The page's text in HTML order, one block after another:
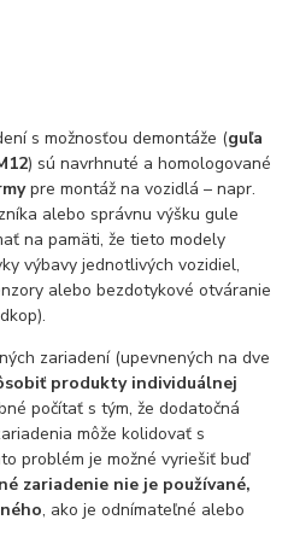
s možnosťou demontáže (guľa
) sú navrhnuté a homologované
pre montáž na vozidlá – napr.
alebo správnu výšku gule
na pamäti, že tieto modely
výbavy jednotlivých vozidiel,
alebo bezdotykové otváranie
zariadení (upevnených na dve
produkty individuálnej
počítať s tým, že dodatočná
môže kolidovať s
problém je možné vyriešiť buď
zariadenie nie je používané,
, ako je odnímateľné alebo